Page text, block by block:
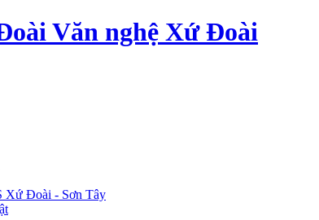
Văn nghệ Xứ Đoài
Xứ Đoài - Sơn Tây